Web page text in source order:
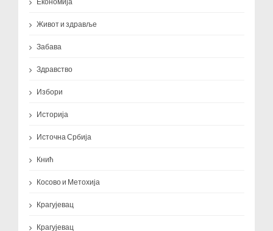
Живот и здравље
Забава
Здравство
Избори
Историја
Источна Србија
Кнић
Косово и Метохија
Крагујевац
Крагујевац